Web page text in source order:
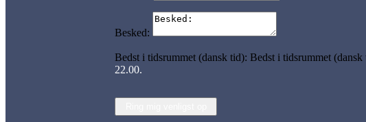
Besked:
Bedst i tidsrummet (dansk tid): Bedst i tidsrummet (dansk
22.00.